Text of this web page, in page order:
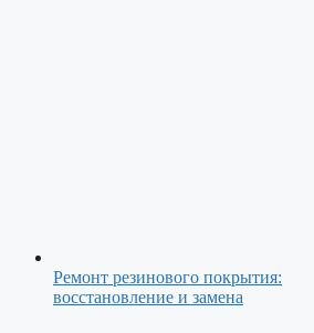
Ремонт резинового покрытия:
восстановление и замена